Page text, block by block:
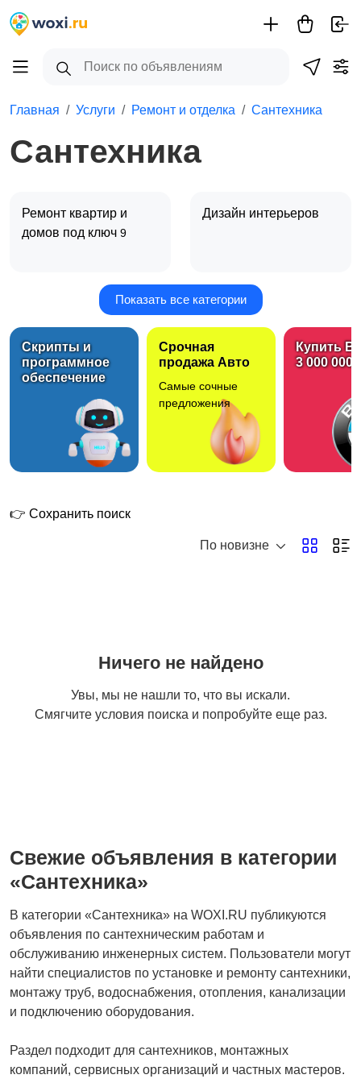
Главная Услуги Ремонт и отделка Сантехника
Сантехника
Ремонт квартир и
домов под ключ 9
Дизайн интерьеров
Электрика
Сборка и ремонт
Окна и балконы
покрытия
Штукатурные работы
Столярные и
плотницкие работы
Гипсокартонные
Высотные работы Изоляция и утепление
Ремонт коммерческих
помещений
Вентиляция
Показать все категории
Скрипты и
программное
обеспечение
Срочная
продажа Авто
Самые сочные
предложения
Купить
3 000 000
👉 Сохранить поиск
По новизне
Ничего не найдено
Увы, мы не нашли то, что вы искали.
Смягчите условия поиска и попробуйте еще раз.
Свежие объявления в категории
«Сантехника»
В категории «Сантехника» на WOXI.RU публикуются
объявления по сантехническим работам и
обслуживанию инженерных систем. Пользователи могут
найти специалистов по установке и ремонту сантехники,
монтажу труб, водоснабжения, отопления, канализации
и подключению оборудования.
Раздел подходит для сантехников, монтажных
компаний, сервисных организаций и частных мастеров.